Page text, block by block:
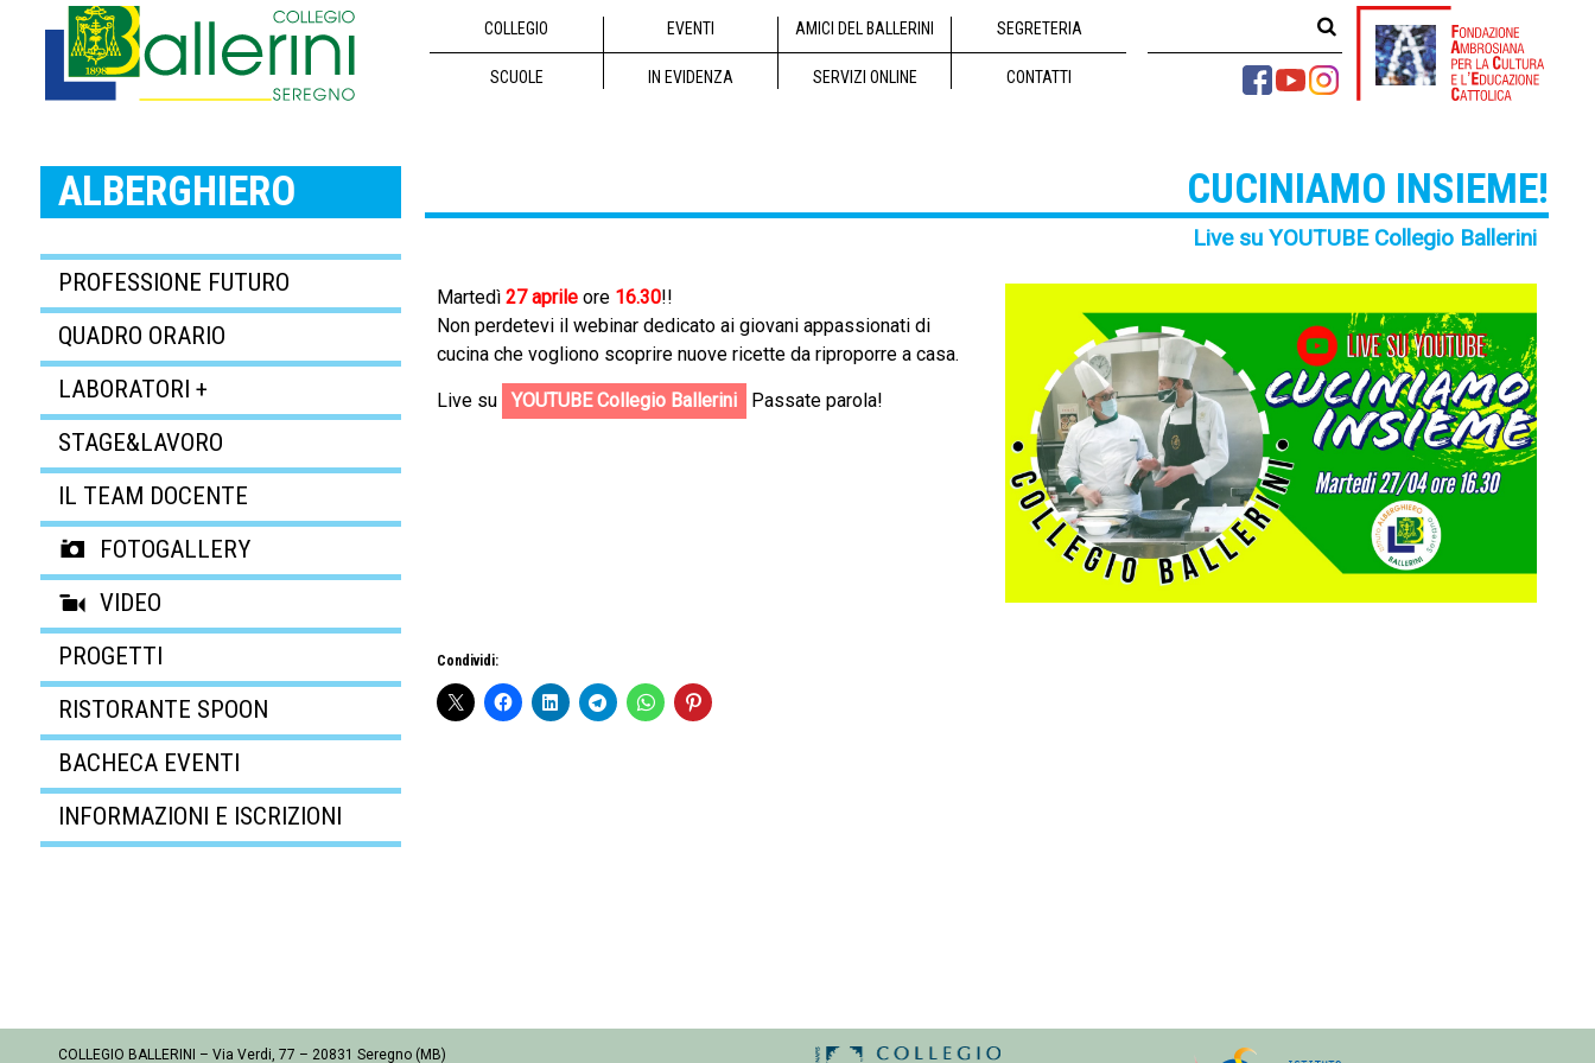
COLLEGIO EVENTI AMICI DEL BALLERINI SEGRETERIA
SCUOLE IN EVIDENZA SERVIZI ONLINE CONTATTI
ALBERGHIERO
PROFESSIONE FUTURO
QUADRO ORARIO
LABORATORI +
STAGE&LAVORO
IL TEAM DOCENTE
FOTOGALLERY
VIDEO
PROGETTI
RISTORANTE SPOON
BACHECA EVENTI
INFORMAZIONI E ISCRIZIONI
CUCINIAMO INSIEME!
Live su YOUTUBE Collegio Ballerini
Martedì 27 aprileore 16.30!!
Non perdetevi il webinar dedicato ai giovani appassionati di
cucina che vogliono scoprire nuove ricette da riproporre a casa.
Live su YOUTUBE Collegio Ballerini Passate parola!
Condividi:
COLLEGIO BALLERINI – Via Verdi, 77 – 20831 Seregno (MB)